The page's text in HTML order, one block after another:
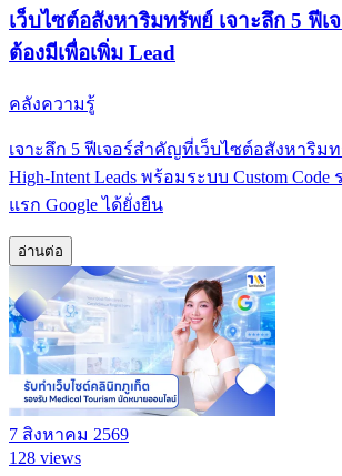
เว็บไซต์อสังหาริมทรัพย์ เจาะลึก 5 ฟี
ต้องมีเพื่อเพิ่ม Lead
คลังความรู้
เจาะลึก 5 ฟีเจอร์สำคัญที่เว็บไซต์อสังหาริม
High-Intent Leads พร้อมระบบ Custom
แรก Google ได้ยั่งยืน
อ่านต่อ
7 สิงหาคม 2569
128 views